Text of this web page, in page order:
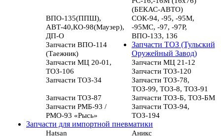
(БЕКАС-АВТО)
ВПО-135(ППШ),
АВТ-40,КО-98(Маузер),
ДП-О
СОК-94, -95, -95М,
-95МС, -97, -97Р,
ВПО-133, 136
Запчасти ВПО-114
(Таежник)
Запчасти ТОЗ (Тульский
Оружейный Завод)
Запчасти МЦ 20-01,
ТОЗ-106
Запчасти МЦ 21-12
Запчасти ТОЗ-120
Запчасти ТОЗ-34
Запчасти ТОЗ-78,
ТОЗ-99, ТОЗ-8, ТОЗ-91
Запчасти ТОЗ-87
Запчасти ТОЗ-Б, ТОЗ-БМ
Запчасти РМБ-93 /
РМО-93 «Рысь»
Запчасти ТОЗ-94,
ТОЗ-194
Запчасти для импортной пневматики
Hatsan
Аникс